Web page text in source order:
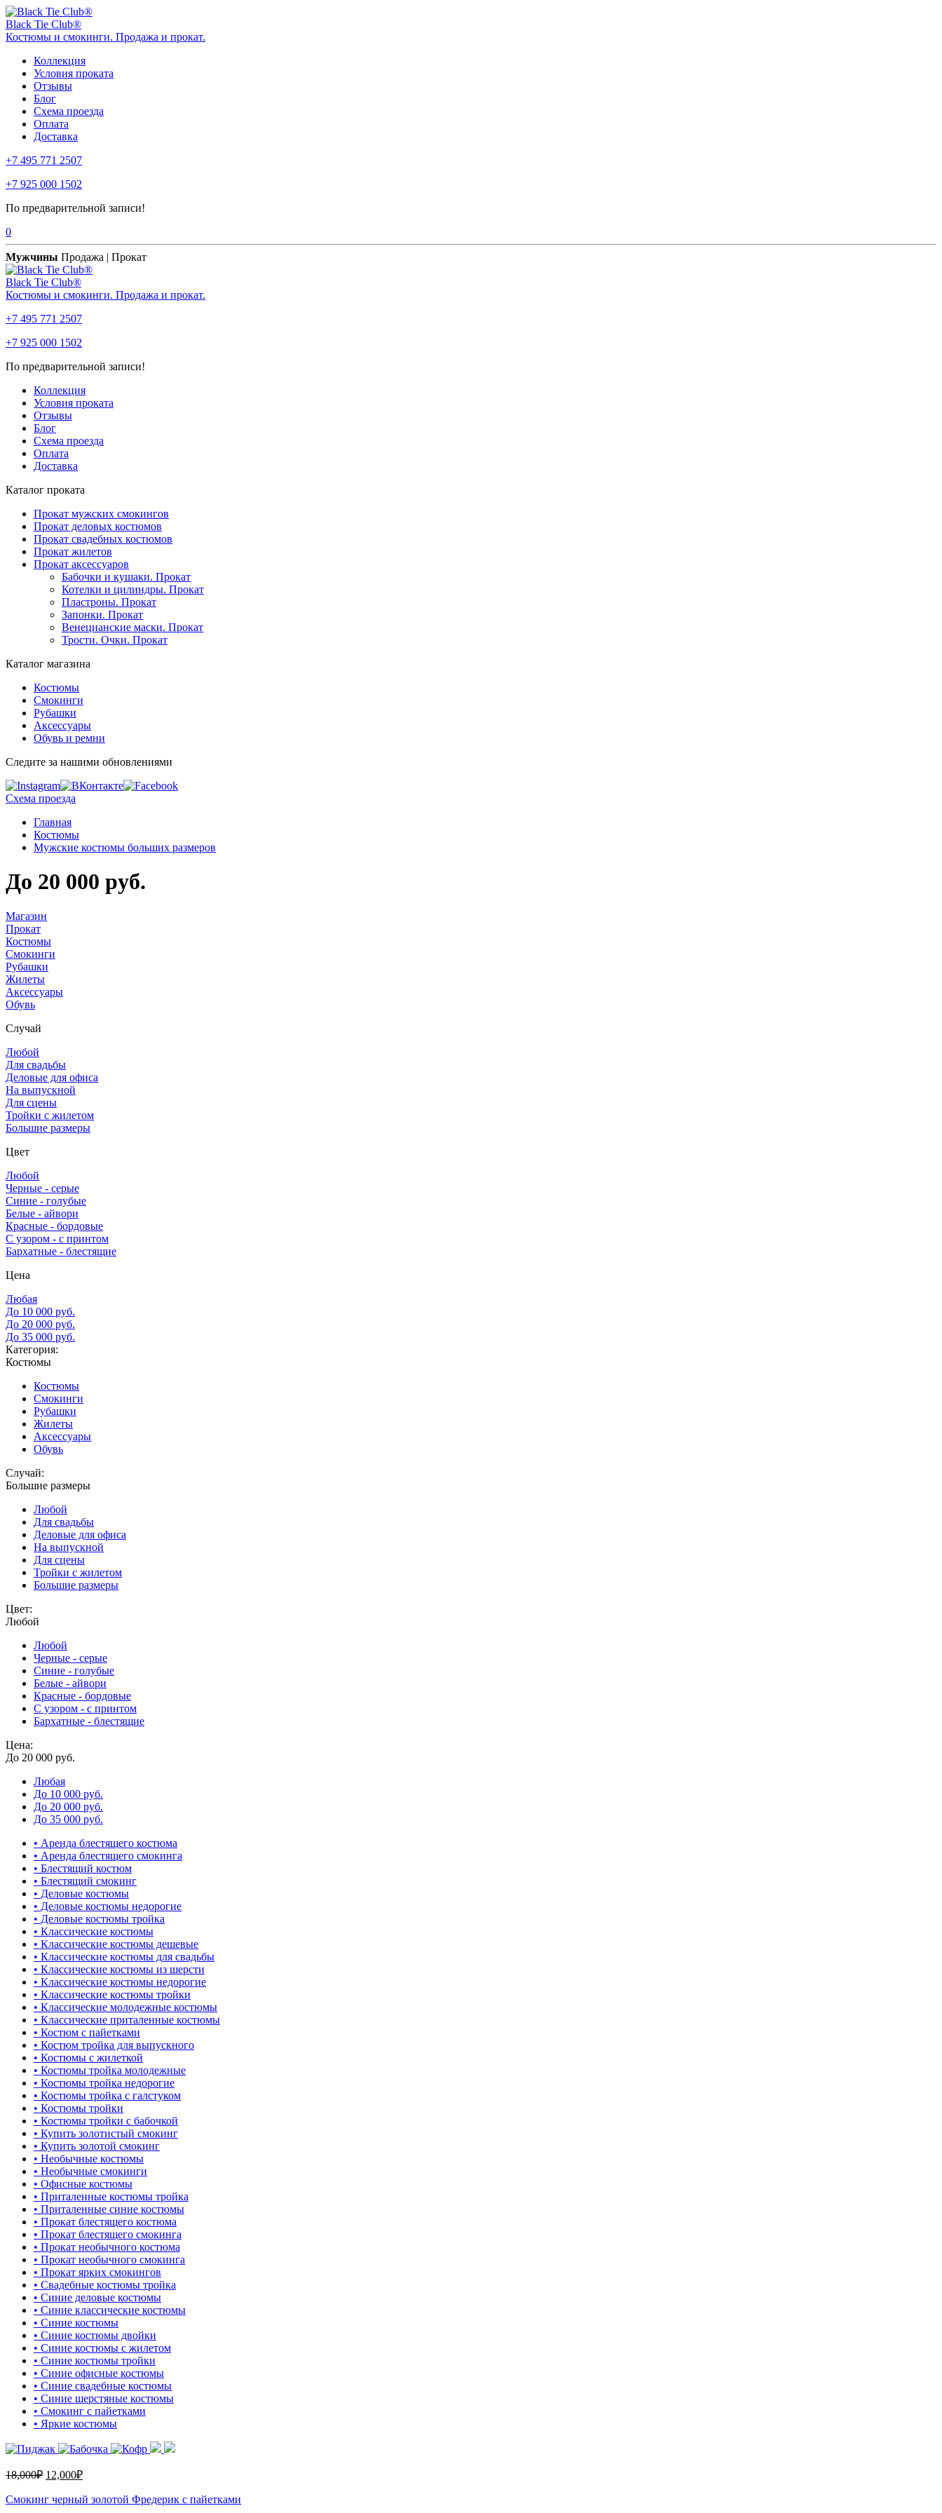
Black Tie Club®
Костюмы и смокинги. Продажа и прокат.
Коллекция
Условия проката
Отзывы
Блог
Схема проезда
Оплата
Доставка
+7 495 771 2507
+7 925 000 1502
По предварительной записи!
0
Мужчины Продажа | Прокат
Black Tie Club®
Костюмы и смокинги. Продажа и прокат.
+7 495 771 2507
+7 925 000 1502
По предварительной записи!
Коллекция
Условия проката
Отзывы
Блог
Схема проезда
Оплата
Доставка
Каталог проката
Прокат мужских смокингов
Прокат деловых костюмов
Прокат свадебных костюмов
Прокат жилетов
Прокат аксессуаров
Бабочки и кушаки. Прокат
Котелки и цилиндры. Прокат
Пластроны. Прокат
Запонки. Прокат
Венецианские маски. Прокат
Трости. Очки. Прокат
Каталог магазина
Костюмы
Смокинги
Рубашки
Аксессуары
Обувь и ремни
Следите за нашими обновлениями
Схема проезда
Главная
Костюмы
Мужские костюмы больших размеров
До 20 000 руб.
Магазин
Прокат
Костюмы
Смокинги
Рубашки
Жилеты
Аксессуары
Обувь
Случай
Любой
Для свадьбы
Деловые для офиса
На выпускной
Для сцены
Тройки с жилетом
Большие размеры
Цвет
Любой
Черные - серые
Синие - голубые
Белые - айвори
Красные - бордовые
С узором - с принтом
Бархатные - блестящие
Цена
Любая
До 10 000 руб.
До 20 000 руб.
До 35 000 руб.
Категория:
Костюмы
Костюмы
Смокинги
Рубашки
Жилеты
Аксессуары
Обувь
Случай:
Большие размеры
Любой
Для свадьбы
Деловые для офиса
На выпускной
Для сцены
Тройки с жилетом
Большие размеры
Цвет:
Любой
Любой
Черные - серые
Синие - голубые
Белые - айвори
Красные - бордовые
С узором - с принтом
Бархатные - блестящие
Цена:
До 20 000 руб.
Любая
До 10 000 руб.
До 20 000 руб.
До 35 000 руб.
• Аренда блестящего костюма
• Аренда блестящего смокинга
• Блестящий костюм
• Блестящий смокинг
• Деловые костюмы
• Деловые костюмы недорогие
• Деловые костюмы тройка
• Классические костюмы
• Классические костюмы дешевые
• Классические костюмы для свадьбы
• Классические костюмы из шерсти
• Классические костюмы недорогие
• Классические костюмы тройки
• Классические молодежные костюмы
• Классические приталенные костюмы
• Костюм с пайетками
• Костюм тройка для выпускного
• Костюмы с жилеткой
• Костюмы тройка молодежные
• Костюмы тройка недорогие
• Костюмы тройка с галстуком
• Костюмы тройки
• Костюмы тройки с бабочкой
• Купить золотистый смокинг
• Купить золотой смокинг
• Необычные костюмы
• Необычные смокинги
• Офисные костюмы
• Приталенные костюмы тройка
• Приталенные синие костюмы
• Прокат блестящего костюма
• Прокат блестящего смокинга
• Прокат необычного костюма
• Прокат необычного смокинга
• Прокат ярких смокингов
• Свадебные костюмы тройка
• Синие деловые костюмы
• Синие классические костюмы
• Синие костюмы
• Синие костюмы двойки
• Синие костюмы с жилетом
• Синие костюмы тройки
• Синие офисные костюмы
• Синие свадебные костюмы
• Синие шерстяные костюмы
• Смокинг с пайетками
• Яркие костюмы
18,000₽ 12,000₽
Смокинг черный золотой Фредерик с пайетками